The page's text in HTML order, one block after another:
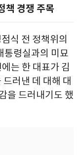
책 경쟁 주목
식 전 정책위의
통령실과의 미묘
는 한 대표가 김
러낸 데 대해 대
을 드러내기도 했